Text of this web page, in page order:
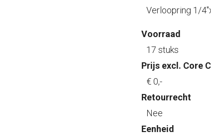
Verloopring 1/
Voorraad
17 stuks
Prijs excl. Core
€ 0,-
Retourrecht
Nee
Eenheid